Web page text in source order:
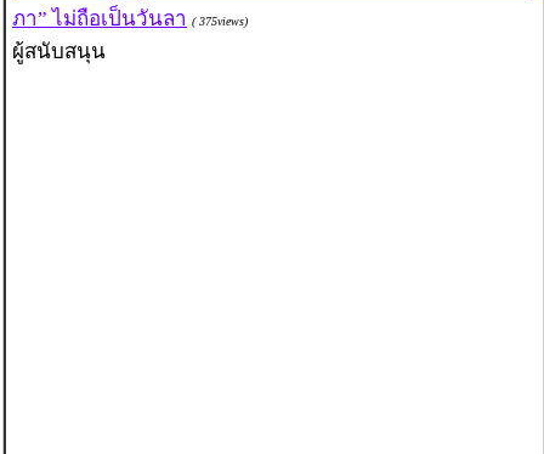
ภา” ไม่ถือเป็นวันลา ( 375views)
ผู้สนับสนุน